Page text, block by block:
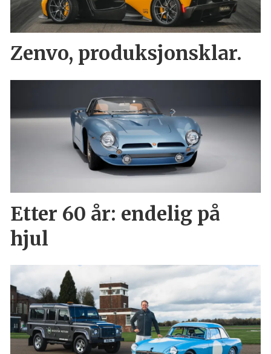
Zenvo, produksjonsklar.
Etter 60 år: endelig på
hjul